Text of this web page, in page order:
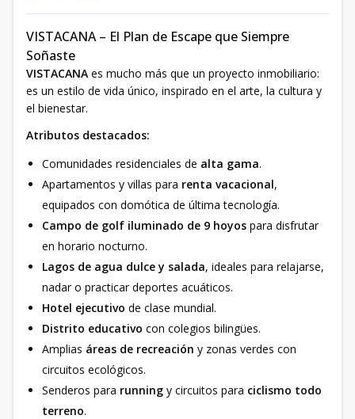
VISTACANA – El Plan de Escape que Siempre
Soñaste
VISTACANA es mucho más que un proyecto inmobiliario:
es un estilo de vida único, inspirado en el arte, la cultura y
el bienestar.
Atributos destacados:
Comunidades residenciales de alta gama.
Apartamentos y villas para renta vacacional,
equipados con domótica de última tecnología.
Campo de golf iluminado de 9 hoyos para disfrutar
en horario nocturno.
Lagos de agua dulce y salada, ideales para relajarse,
nadar o practicar deportes acuáticos.
Hotel ejecutivo de clase mundial.
Distrito educativo con colegios bilingües.
Amplias áreas de recreación y zonas verdes con
circuitos ecológicos.
Senderos para running y circuitos para ciclismo todo
terreno.